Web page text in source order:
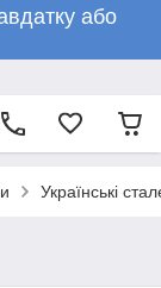
або
Українські